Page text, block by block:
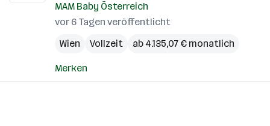
MAM Baby Österreich
vor 6 Tagen veröffentlicht
Wien
Vollzeit ab 4.135,07 € monatlich
Merken